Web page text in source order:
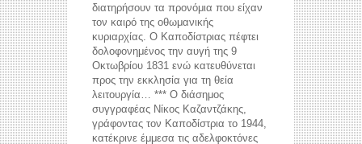
διατηρήσουν τα προνόμια που είχαν
τον καιρό της οθωμανικής
κυριαρχίας. Ο Καποδίστριας πέφτει
δολοφονημένος την αυγή της 9
Οκτωβρίου 1831 ενώ κατευθύνεται
προς την εκκλησία για τη θεία
λειτουργία… *** Ο διάσημος
συγγραφέας Νίκος Καζαντζάκης,
γράφοντας τον Καποδίστρια το 1944,
κατέκρινε έμμεσα τις αδελφοκτόνες